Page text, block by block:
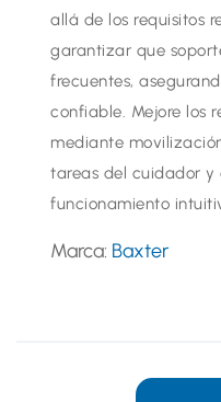
allá de los requisitos
garantizar que
frecuentes,
confiable. Mejore los
mediante
tareas del cuidador y
funcionamiento
Marca: Baxter